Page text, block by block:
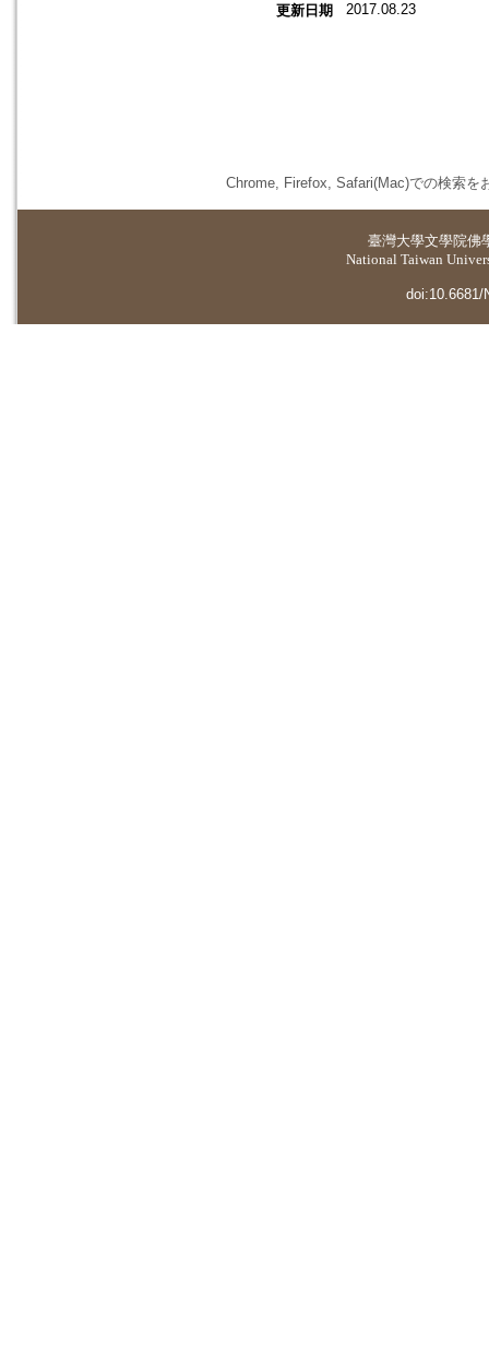
更新日期 2017.08.23
Chrome, Firefox, Safari(Mac)での検索を
臺灣大學文學院佛
National Taiwan
doi:10.6681/